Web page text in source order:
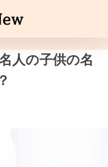
人の子供の名